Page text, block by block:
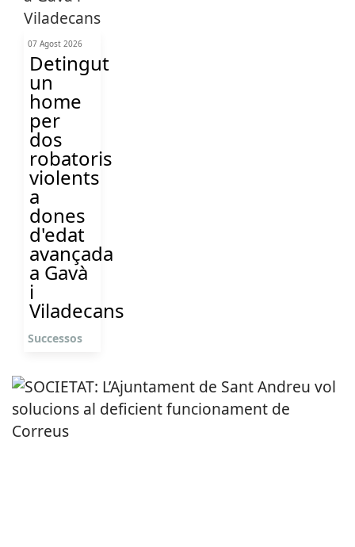
07 Agost 2026
Detingut
un
home
per
dos
robatoris
violents
a
dones
d'edat
avançada
a Gavà
i
Viladecans
Successos